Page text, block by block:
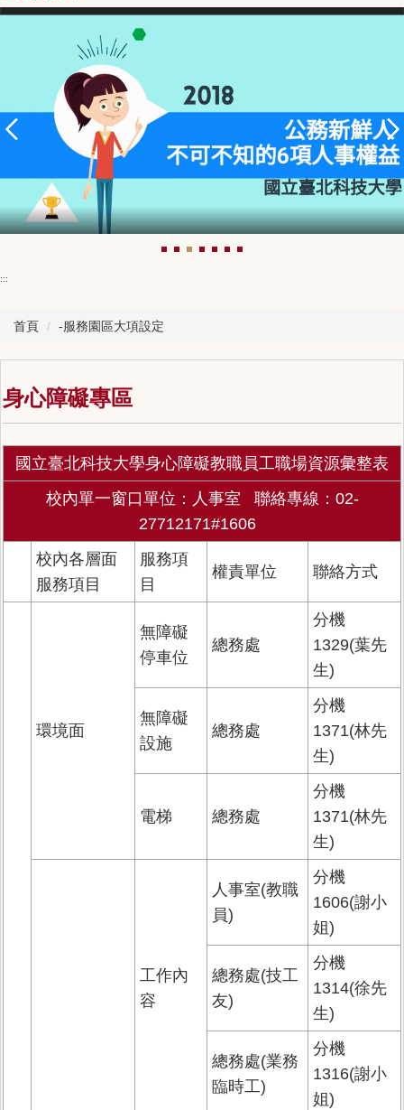
:::
首頁 -服務園區大項設定
身心障礙專區
國立臺北科技大學身心障礙教職員工職場資源彙整表
校內單一窗口單位：人事室 聯絡專線：02-
27712171#1606
校內各層面
服務項目
服務項
目
權責單位 聯絡方式
環境面
無障礙
停車位
總務處
分機
1329(葉先
生)
無障礙
設施
總務處
分機
1371(林先
生)
電梯 總務處
分機
1371(林先
生)
工作內
容
人事室(教職
員)
分機
1606(謝小
姐)
總務處(技工
友)
分機
1314(徐先
生)
總務處(業務
臨時工)
分機
1316(謝小
姐)